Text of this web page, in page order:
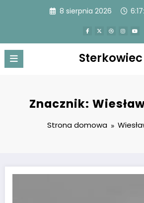
8 sierpnia 2026
Sterkowiec
Znacznik:
Strona domowa